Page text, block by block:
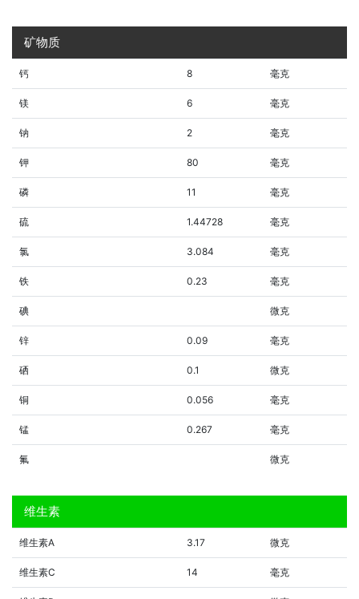
矿物质
钙 8 毫克
镁 6 毫克
钠 2 毫克
钾 80 毫克
磷 11 毫克
硫 1.44728 毫克
氯 3.084 毫克
铁 0.23 毫克
碘 微克
锌 0.09 毫克
硒 0.1 微克
铜 0.056 毫克
锰 0.267 毫克
氟 微克
维生素
维生素A 3.17 微克
维生素C 14 毫克